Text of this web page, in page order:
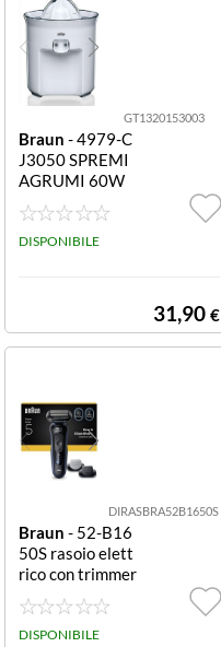
GT1320153003
Braun - 4979-C
J3050 SPREMI
AGRUMI 60W
1LT. BIANCO
DISPONIBILE
31,90 €
DIRASBRA52B1650S
Braun - 52-B16
50S rasoio elett
rico con trimmer
EasyClean
DISPONIBILE